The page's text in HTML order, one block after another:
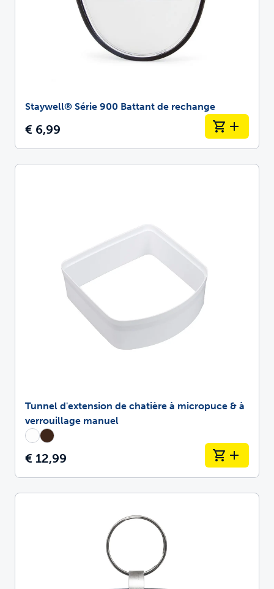
Staywell® Série 900 Battant de rechange
€ 6,99
Tunnel d'extension de chatière à micropuce & à
verrouillage manuel
€ 12,99